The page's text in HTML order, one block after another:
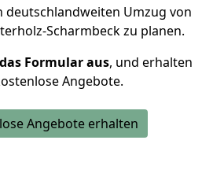
deutschlandweiten Umzug von
Scharmbeck zu planen.
Formular aus, und erhalten
Angebote.
Angebote erhalten